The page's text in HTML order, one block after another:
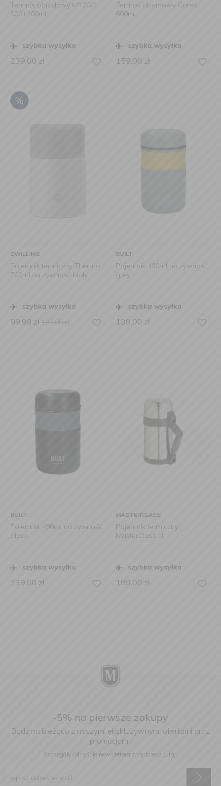
Termos obiadowy MY2GO
500+200ml
szybka wysyłka
239,00 zł
Termos obiadowy Careo
600ml
szybka wysyłka
159,00 zł
ZWILLING
Pojemnik termiczny Thermo
700ml na żywność biały
szybka wysyłka
99,99 zł 199,00zł
BUILT
Pojemnik 490ml na żywność
grey
szybka wysyłka
139,00 zł
BUILT
Pojemnik 490ml na żywność
black
szybka wysyłka
139,00 zł
MASTERCLASS
Pojemnik termiczny
MasterClass 1l
szybka wysyłka
199,00 zł
-5% na pierwsze zakupy
Bądź na bieżąco z naszymi ekskluzywnymi ofertami oraz
promocjami.
Szczegóły odnośnie newslettera znajdziesz tutaj.